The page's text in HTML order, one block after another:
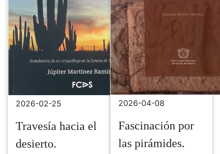
2026-02-25
Travesía hacia el
desierto.
2026-04-08
Fascinación por
las pirámides.